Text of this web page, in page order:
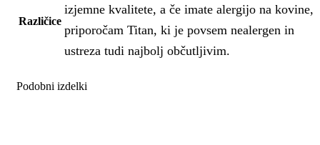
Različice
izjemne kvalitete, a če imate alergijo na kovine,
priporočam Titan, ki je povsem nealergen in
ustreza tudi najbolj občutljivim.
Podobni izdelki